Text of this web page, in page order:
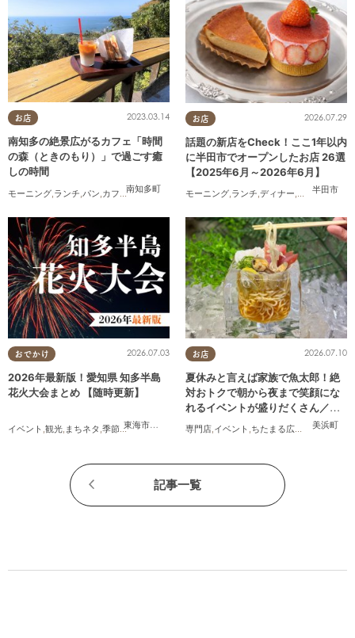
お店
南知多町
2023.03.14
南知多の絶景広がるカフェ「時間
の森（ときのもり）」で過ごす癒
しの時間
モーニング ランチ パン カフェ ,テイクアウト 自然 ,行ってみたレポ
お店
半田市
2026.07.29
話題の新店をCheck！ここ1年以内
に半田市でオープンしたお店 26選
【2025年6月～2026年6月】
モーニング,ランチ,ディナー,アルコール
おでかけ
東海市大府市 知多市,東浦町 阿久比町,半田市 常滑市,武豊
2026.07.03
2026年最新版！愛知県 知多半島
花火大会まとめ 【随時更新】
イベント ,観光, まちネタ ,季節ネタ ,まとめ記事 親子,夫婦,家族 ,カップル,友人
お店
美浜町
2026.07.10
夏休みと言えば家族で魚太郎！絶
対おトクで朝から夜まで笑顔にな
れるイベントが盛りだくさん／ち
たまる広告
専門店,イベント ,ちたまる広告 家族
記事一覧